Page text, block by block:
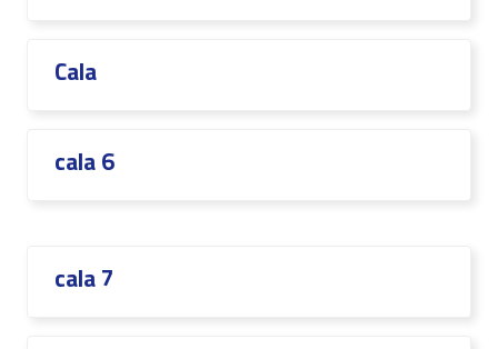
Cala
cala 6
cala 7